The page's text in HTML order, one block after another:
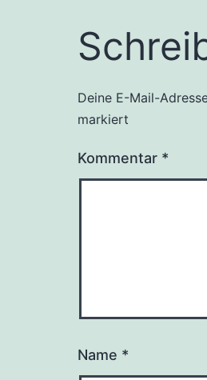
Deine E-Mail-
markiert
Kommentar *
Name *